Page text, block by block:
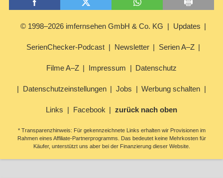
© 1998–2026 imfernsehen GmbH & Co. KG Updates
SerienChecker-Podcast Newsletter Serien A–Z
Filme A–Z Impressum Datenschutz
Datenschutzeinstellungen Jobs Werbung schalten
Links Facebook zurück nach oben
* Transparenzhinweis: Für gekennzeichnete Links erhalten wir Provisionen im
Rahmen eines Affiliate-Partnerprogramms. Das bedeutet keine Mehrkosten für
Käufer, unterstützt uns aber bei der Finanzierung dieser Website.